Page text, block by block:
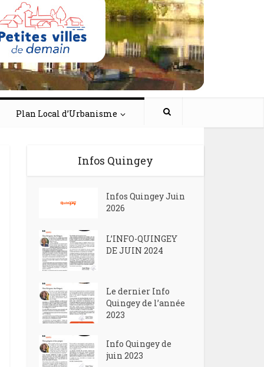
Plan Local d’Urbanisme
Infos Quingey
Infos Quingey Juin
2026
L’INFO-QUINGEY
DE JUIN 2024
Le dernier Info
Quingey de l’année
2023
Info Quingey de
juin 2023